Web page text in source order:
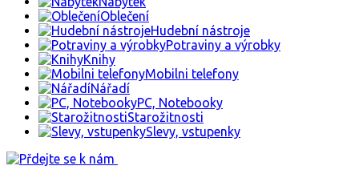
Oblečení
Hudební nástroje
Potraviny a výrobky
Knihy
Mobilni telefony
Nářadí
PC, Notebooky
Starožitnosti
Slevy, vstupenky